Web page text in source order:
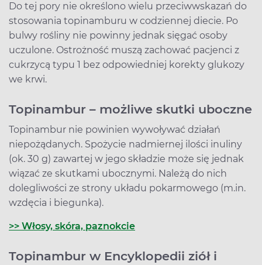
Do tej pory nie określono wielu przeciwwskazań do
stosowania topinamburu w codziennej diecie. Po
bulwy rośliny nie powinny jednak sięgać osoby
uczulone. Ostrożność muszą zachować pacjenci z
cukrzycą typu 1 bez odpowiedniej korekty glukozy
we krwi.
Topinambur – możliwe skutki uboczne
Topinambur nie powinien wywoływać działań
niepożądanych. Spożycie nadmiernej ilości inuliny
(ok. 30 g) zawartej w jego składzie może się jednak
wiązać ze skutkami ubocznymi. Należą do nich
dolegliwości ze strony układu pokarmowego (m.in.
wzdęcia i biegunka).
>> Włosy, skóra, paznokcie
Topinambur w Encyklopedii ziół i